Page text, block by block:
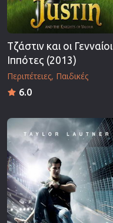
Τζάστιν και οι Γενναίοι
Ιππότες (2013)
Περιπέτειες Παιδικές
6.0